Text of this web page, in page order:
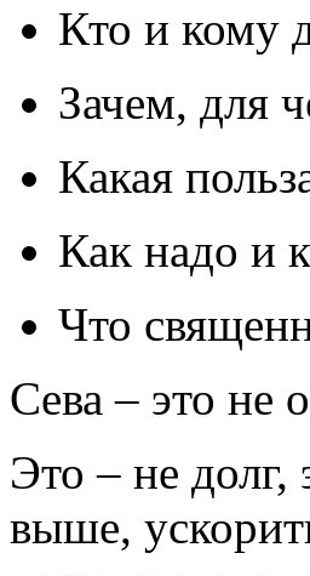
Кто и кому
Зачем, для
Какая
Как надо и
Что
Сева – это не
Это – не долг,
выше,